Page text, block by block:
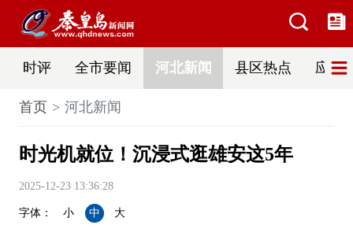
时评 全市要闻 河北新闻 县区热点 应急
首页 河北新闻
时光机就位！沉浸式逛雄安这5年
2025-12-23 13:36:28
字体： 小 中 大